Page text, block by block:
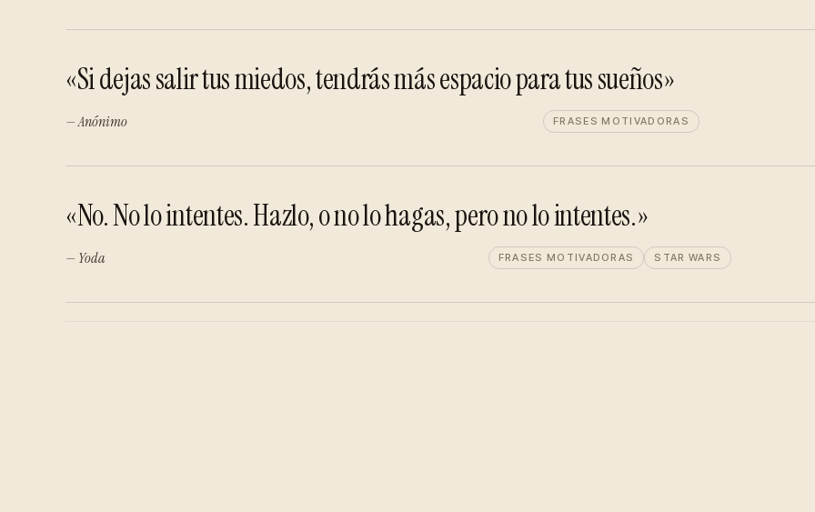
«Si dejas salir tus miedos, tendrás más espacio para tus sueños»
— Anónimo FRASES MOTIVADORAS
«No. No lo intentes. Hazlo, o no lo hagas, pero no lo intentes.»
— Yoda FRASES MOTIVADORAS STAR WARS